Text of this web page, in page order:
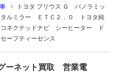
トヨタ プリウス Ｇ パノラミッ
ルミラー ＥＴＣ２．０ トヨタ純
ネクテッドナビ シーヒーター ド
ーフティーセンス
ーネット買取 営業電